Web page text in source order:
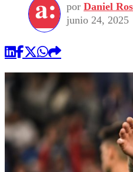
por Daniel
junio 24, 2025